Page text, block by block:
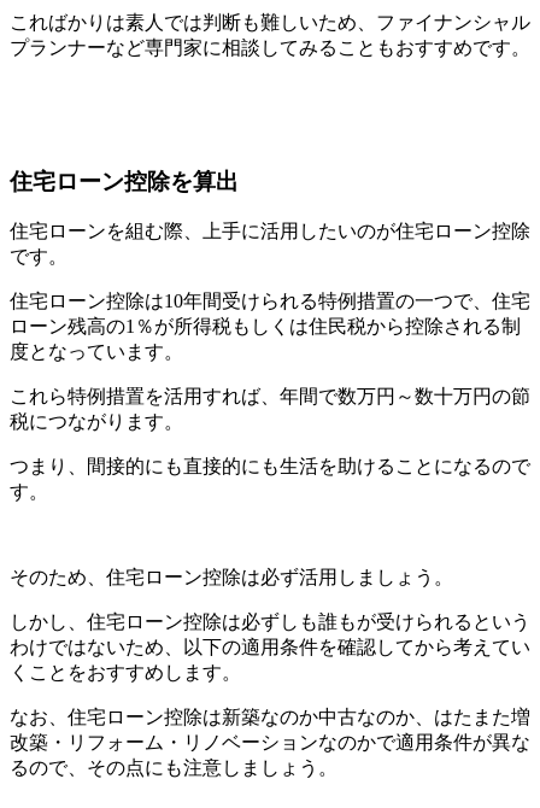
こればかりは素人では判断も難しいため、ファイナンシャル
プランナーなど専門家に相談してみることもおすすめです。
住宅ローン控除を算出
住宅ローンを組む際、上手に活用したいのが住宅ローン控除
です。
住宅ローン控除は10年間受けられる特例措置の一つで、住宅
ローン残高の1％が所得税もしくは住民税から控除される制
度となっています。
これら特例措置を活用すれば、年間で数万円～数十万円の節
税につながります。
つまり、間接的にも直接的にも生活を助けることになるので
す。
そのため、住宅ローン控除は必ず活用しましょう。
しかし、住宅ローン控除は必ずしも誰もが受けられるという
わけではないため、以下の適用条件を確認してから考えてい
くことをおすすめします。
なお、住宅ローン控除は新築なのか中古なのか、はたまた増
改築・リフォーム・リノベーションなのかで適用条件が異な
るので、その点にも注意しましょう。